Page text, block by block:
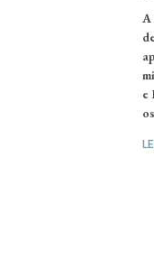
A
e